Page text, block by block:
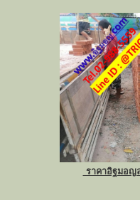
ราคาอิฐมอญ